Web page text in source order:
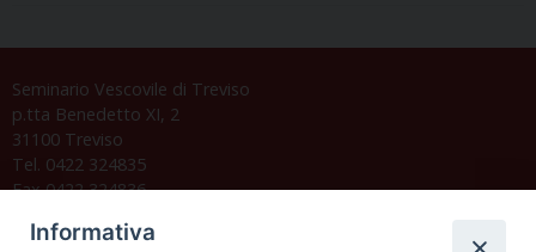
Seminario Vescovile di Treviso
p.tta Benedetto XI, 2
31100 Treviso
Tel. 0422 324835
Fax 0422 324836
Informativa